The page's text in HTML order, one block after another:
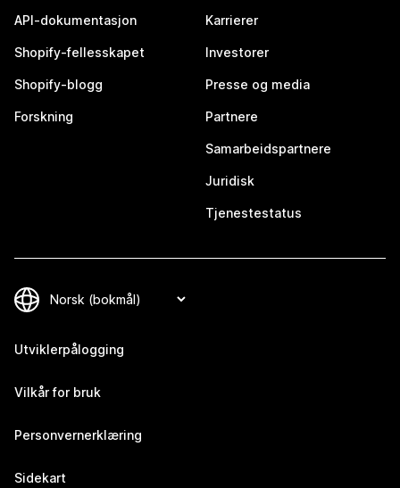
API-dokumentasjon
Shopify-fellesskapet
Shopify-blogg
Forskning
Karrierer
Investorer
Presse og media
Partnere
Samarbeidspartnere
Juridisk
Tjenestestatus
Utviklerpålogging
Vilkår for bruk
Personvernerklæring
Sidekart